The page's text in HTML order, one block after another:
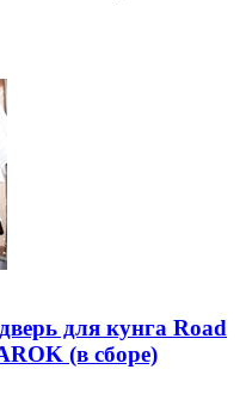
для кунга Road
(в сборе)